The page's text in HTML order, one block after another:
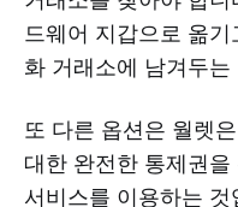
드웨어 지갑으로 옮
화 거래소에 남겨두
또 다른 옵션은 월렛
대한 완전한 통제권
서비스를 이용하는 것